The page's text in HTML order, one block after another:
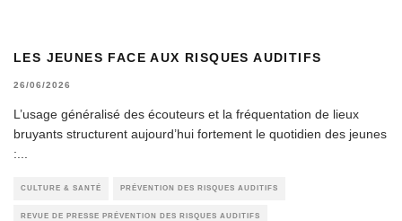
LES JEUNES FACE AUX RISQUES AUDITIFS
26/06/2026
L’usage généralisé des écouteurs et la fréquentation de lieux
bruyants structurent aujourd’hui fortement le quotidien des jeunes
:
CULTURE & SANTÉ PRÉVENTION DES RISQUES AUDITIFS
REVUE DE PRESSE PRÉVENTION DES RISQUES AUDITIFS